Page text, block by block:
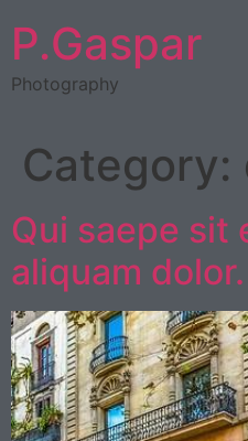
P.Gaspar
Photography
Category:
Qui saepe sit
aliquam dolor.